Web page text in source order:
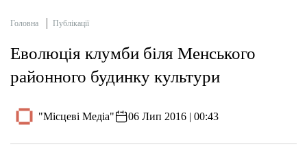
Головна Публікації
Еволюція клумби біля Менського
районного будинку культури
"Місцеві Медіа" 06 Лип 2016 | 00:43